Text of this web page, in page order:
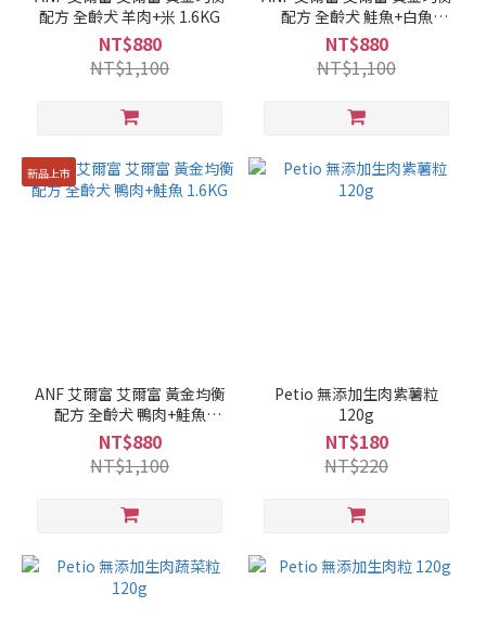
配方 全齡犬 羊肉+米 1.6KG
NT$880
NT$1,100
配方 全齡犬 鮭魚+白魚
1.6KG
NT$880
NT$1,100
新品上市
ANF 艾爾富 艾爾富 黃金均衡
配方 全齡犬 鴨肉+鮭魚
1.6KG
NT$880
NT$1,100
Petio 無添加生肉紫薯粒
120g
NT$180
NT$220